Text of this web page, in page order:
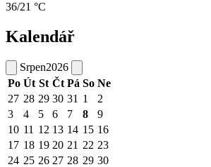
36/21 °C
Kalendář
Srpen2026
Po Út St Čt Pá So Ne
27 28 29 30 31 1
2
3
4 5 6 7 8
9
10 11 12 13 14 15 16
17 18 19 20 21 22 23
24 25 26 27 28 29 30